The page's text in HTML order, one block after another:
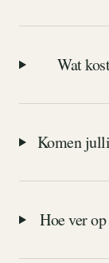
Wat
Komen
Hoe ver